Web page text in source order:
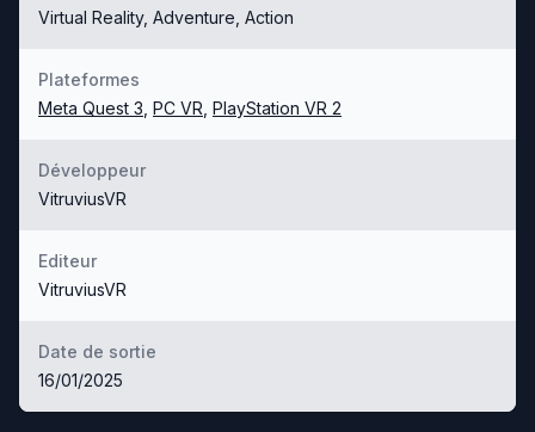
Virtual Reality, Adventure, Action
Plateformes
Meta Quest 3 PC VR PlayStation VR 2
Développeur
VitruviusVR
Editeur
VitruviusVR
Date de sortie
16/01/2025